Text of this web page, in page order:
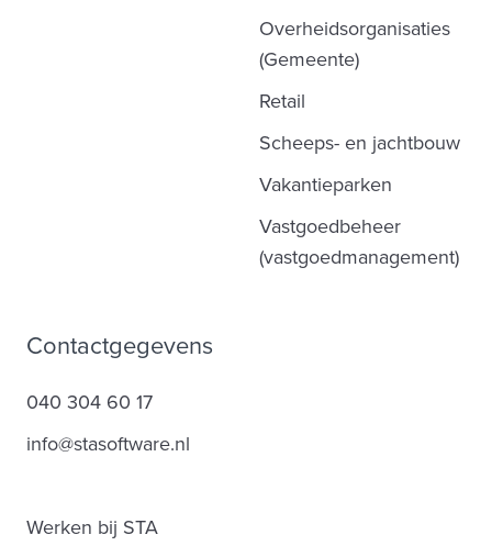
Overheidsorganisaties
(Gemeente)
Retail
Scheeps- en jachtbouw
Vakantieparken
Vastgoedbeheer
(vastgoedmanagement)
Contactgegevens
040 304 60 17
info@stasoftware.nl
Werken bij STA